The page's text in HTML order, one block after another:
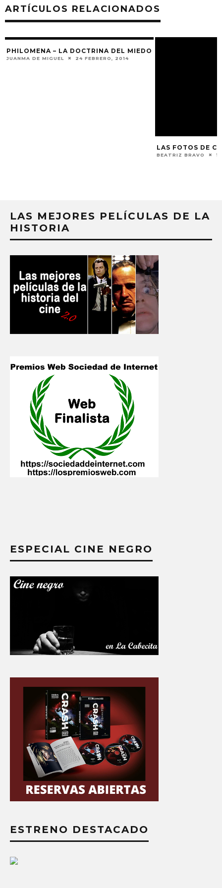
ARTÍCULOS RELACIONADOS
PHILOMENA – LA DOCTRINA DEL MIEDO
JUANMA DE MIGUEL 24 FEBRERO, 2014
LAS FOTOS DE
BEATRIZ BRAVO
LAS MEJORES PELÍCULAS DE LA
HISTORIA
ESPECIAL CINE NEGRO
ESTRENO DESTACADO